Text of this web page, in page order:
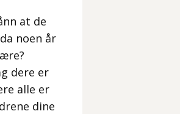
at de
noen år
dere er
alle er
dine